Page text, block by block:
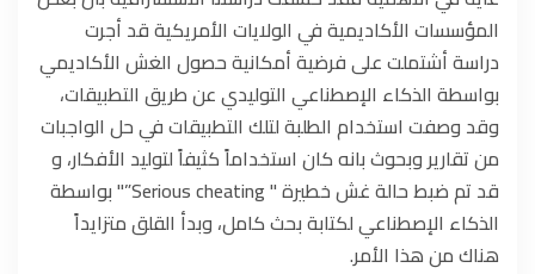
المؤسسات الأكاديمية في الولايات الأمريكية قد أجرت
دراسة أشتملت على فرضية أمكانية حصول الغش الأكاديمي
بواسطة الذكاء الإصطناعي التوليدي عن طريق التطبيقات،
وقد وصفت استخدام الطلبة لتلك التطبيقات في حل الواجبات
من تقارير وبحوث بانه كان استخداماً كثيفاً لتوليد الأفكار، و
قد تم ضبط حالة غش خطيرة " Serious cheating”" بواسطة
الذكاء الإصطناعي لكتابة بحث كامل، وبدأ القلق متزايداً
هناك من هذا الأمر.